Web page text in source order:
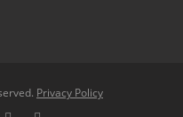
Privacy Policy